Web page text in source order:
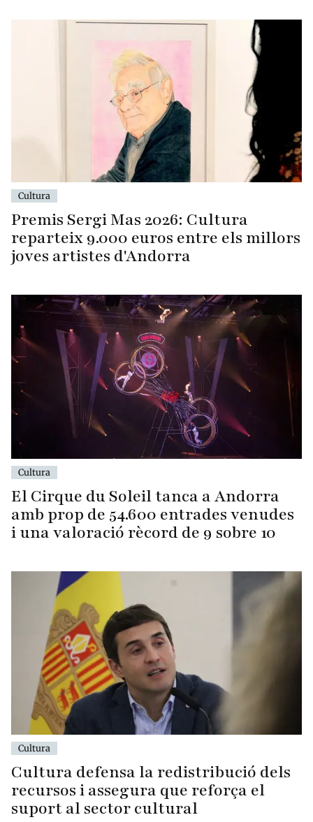
Cultura
Premis Sergi Mas 2026: Cultura
reparteix 9.000 euros entre els millors
joves artistes d'Andorra
Cultura
El Cirque du Soleil tanca a Andorra
amb prop de 54.600 entrades venudes
i una valoració rècord de 9 sobre 10
Cultura
Cultura defensa la redistribució dels
recursos i assegura que reforça el
suport al sector cultural